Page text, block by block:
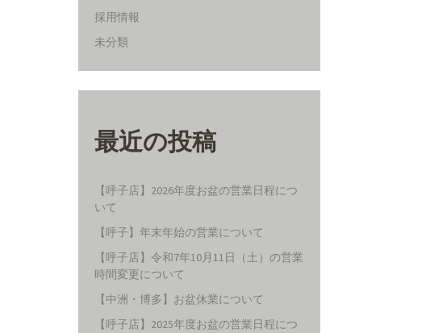
採用情報
未分類
最近の投稿
【呼子店】2026年度お盆の営業日程につ
いて
【呼子】年末年始の営業について
【呼子店】令和7年10月11日（土）の営業
時間変更について
【中洲・博多】お盆休業について
【呼子店】2025年度お盆の営業日程につ